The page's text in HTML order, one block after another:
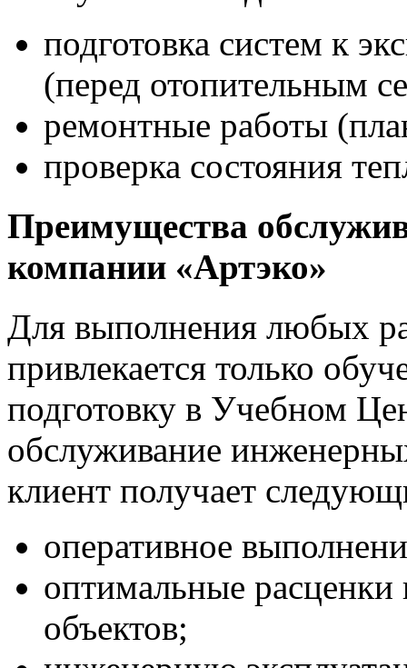
подготовка систем к
(перед отопительным
ремонтные работы
проверка состояния
Преимущества
компании «Артэко»
Для выполнения любых
привлекается только
подготовку в Учебном
обслуживание
клиент получает
оперативное
оптимальные
объектов;